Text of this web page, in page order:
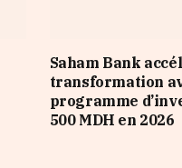
Saham Bank
transformation
programme
500 MDH en 2026